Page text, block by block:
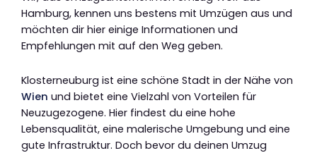
Hamburg, kennen uns bestens mit Umzügen aus und
möchten dir hier einige Informationen und
Empfehlungen mit auf den Weg geben.
Klosterneuburg ist eine schöne Stadt in der Nähe von
Wien und bietet eine Vielzahl von Vorteilen für
Neuzugezogene. Hier findest du eine hohe
Lebensqualität, eine malerische Umgebung und eine
gute Infrastruktur. Doch bevor du deinen Umzug